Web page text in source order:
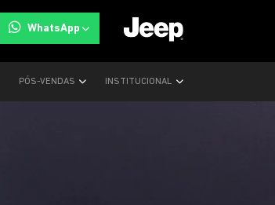
WhatsApp
PÓS-VENDAS INSTITUCIONAL